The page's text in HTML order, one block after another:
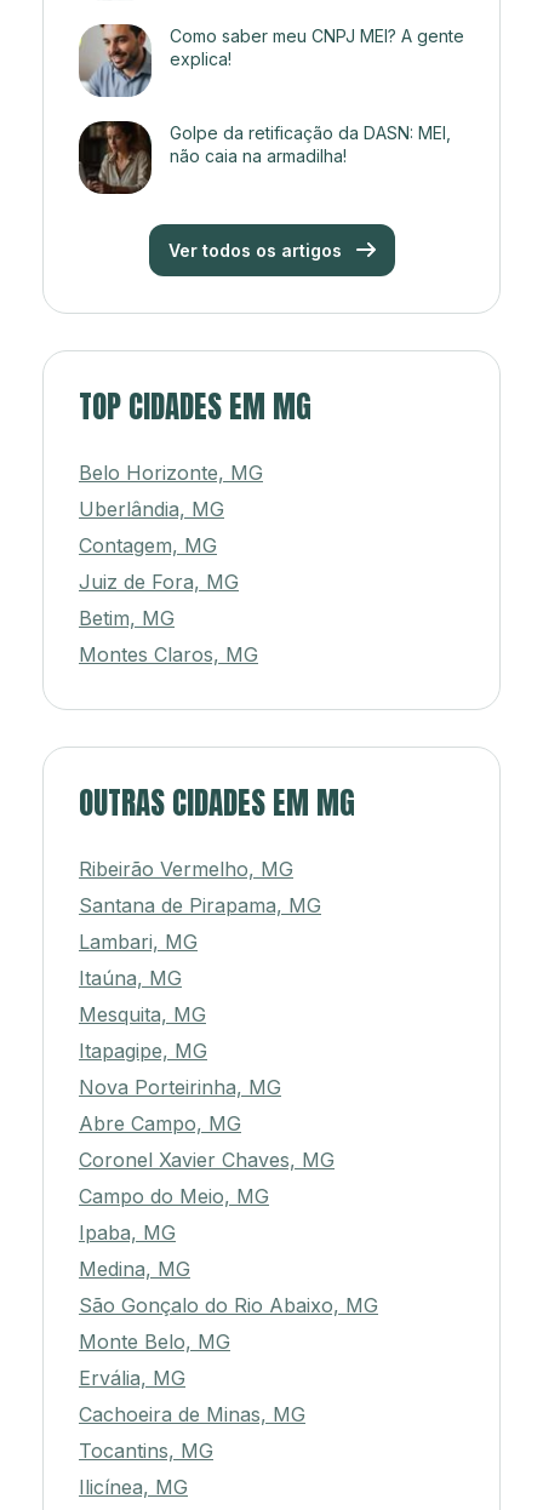
Como saber meu CNPJ MEI? A gente
explica!
Golpe da retificação da DASN: MEI,
não caia na armadilha!
Ver todos os artigos
TOP CIDADES EM MG
Belo Horizonte, MG
Uberlândia, MG
Contagem, MG
Juiz de Fora, MG
Betim, MG
Montes Claros, MG
OUTRAS CIDADES EM MG
Ribeirão Vermelho, MG
Santana de Pirapama, MG
Lambari, MG
Itaúna, MG
Mesquita, MG
Itapagipe, MG
Nova Porteirinha, MG
Abre Campo, MG
Coronel Xavier Chaves, MG
Campo do Meio, MG
Ipaba, MG
Medina, MG
São Gonçalo do Rio Abaixo, MG
Monte Belo, MG
Ervália, MG
Cachoeira de Minas, MG
Tocantins, MG
Ilicínea, MG